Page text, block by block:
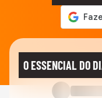
O ESSENCIAL DO